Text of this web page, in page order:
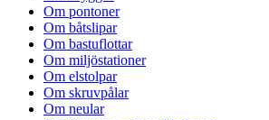
Om pontoner
Om båtslipar
Om bastuflottar
Om miljöstationer
Om elstolpar
Om skruvpålar
Om neular